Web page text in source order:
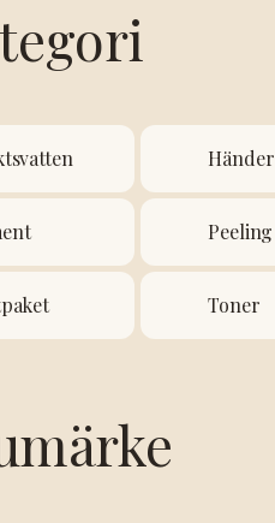
Händer
Peeling
Toner